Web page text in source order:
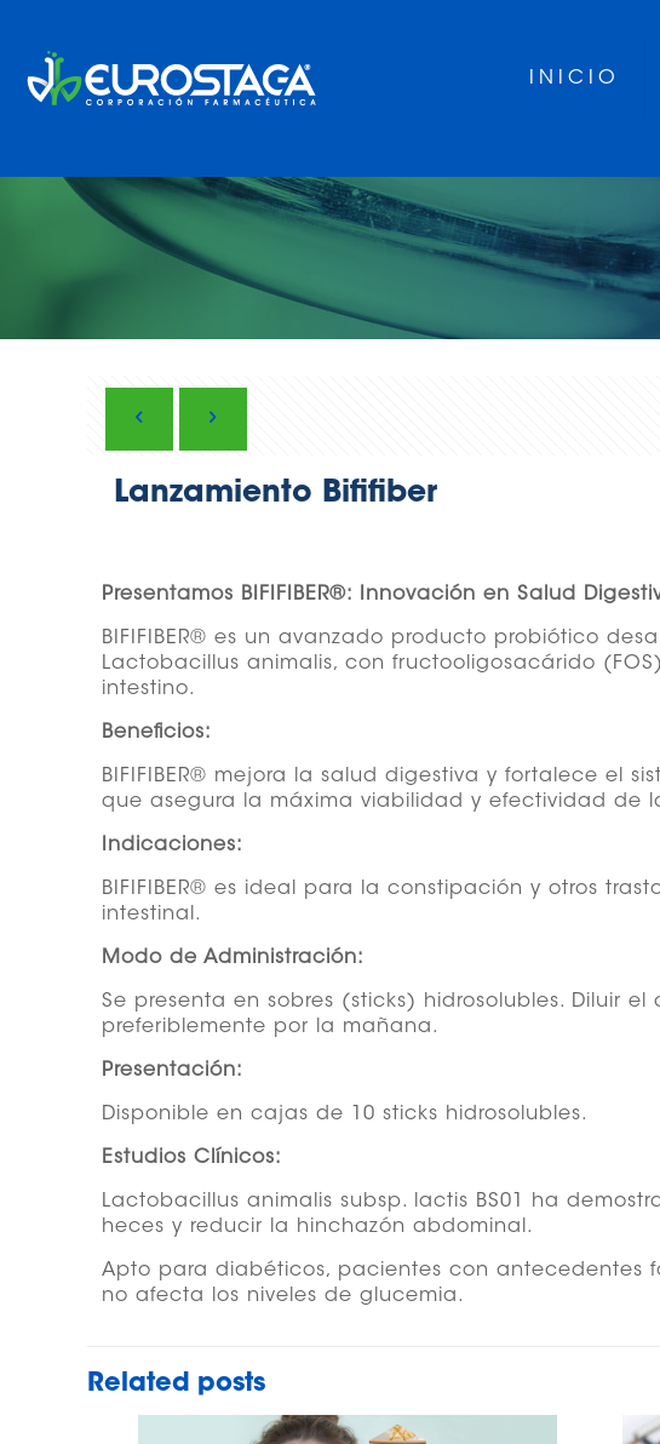
INICIO
Lanzamiento Bififiber
Presentamos BIFIFIBER®: Innovación en Salud
BIFIFIBER® es un avanzado producto probiótico
Lactobacillus animalis, con fructooligosacárido
intestino.
Beneficios:
BIFIFIBER® mejora la salud digestiva y fortalece el
que asegura la máxima viabilidad y efectividad de
Indicaciones:
BIFIFIBER® es ideal para la constipación y otros
intestinal.
Modo de Administración:
Se presenta en sobres (sticks) hidrosolubles. Diluir
preferiblemente por la mañana.
Presentación:
Disponible en cajas de 10 sticks hidrosolubles.
Estudios Clínicos:
Lactobacillus animalis subsp. lactis BS01 ha
heces y reducir la hinchazón abdominal.
Apto para diabéticos, pacientes con antecedentes
no afecta los niveles de glucemia.
Related posts